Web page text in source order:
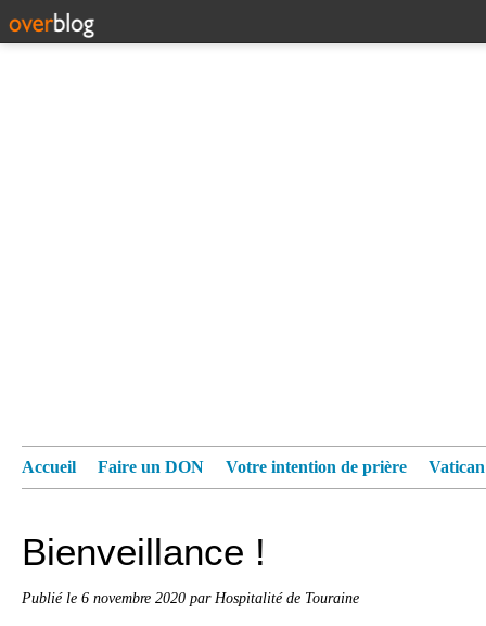
Accueil Faire un DON Votre intention de prière
Bienveillance !
Publié le 6 novembre 2020 par Hospitalité de Touraine